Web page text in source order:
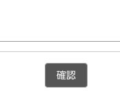
確認